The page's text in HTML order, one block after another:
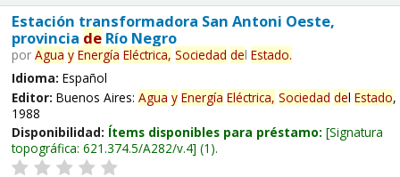
Estación transformadora San Antoni Oeste,
provincia deRío Negro
por Agua y Energía Eléctrica, Sociedad del Estado.
Idioma: Español
Editor: Buenos Aires: Agua y Energía Eléctrica, Sociedad del Estado,
1988
Disponibilidad: Ítems disponibles para préstamo: Signatura
topográfica: 621.374.5/A282/v.4 (1).